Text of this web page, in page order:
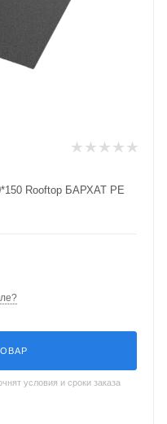
Rooftop БАРХАТ PE
условия и сроки заказа